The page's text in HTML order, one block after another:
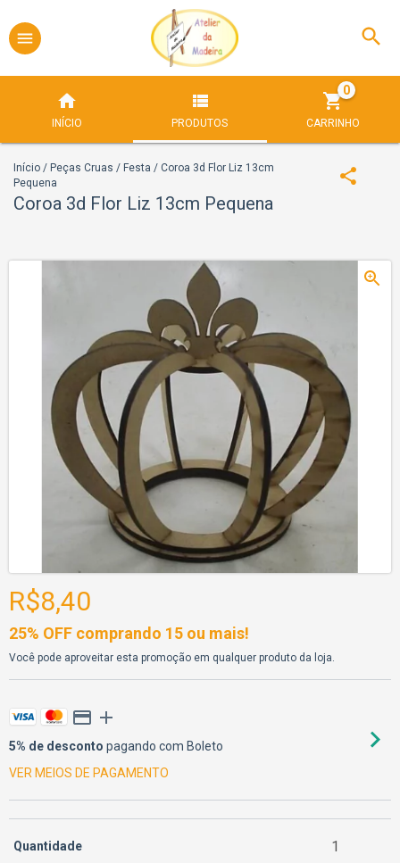
INÍCIO PRODUTOS CARRINHO
0
Início / Peças Cruas / Festa / Coroa 3d Flor Liz 13cm
Pequena
Coroa 3d Flor Liz 13cm Pequena
R$8,40
25% OFF comprando 15 ou mais!
Você pode aproveitar esta promoção em qualquer produto da loja.
5% de desconto pagando com Boleto
VER MEIOS DE PAGAMENTO
Quantidade